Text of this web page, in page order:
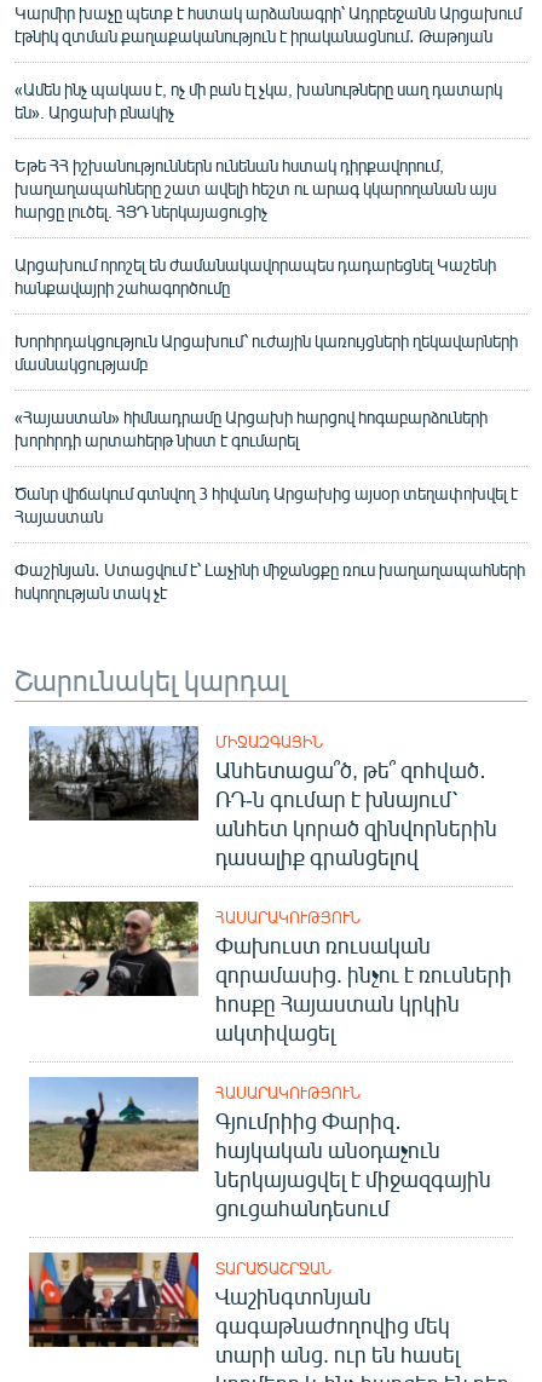
Կարմիր խաչը պետք է հստակ արձանագրի՝ Ադրբեջանն Արցախում
էթնիկ զտման քաղաքականություն է իրականացնում․ Թաթոյան
«Ամեն ինչ պակաս է, ոչ մի բան էլ չկա, խանութները սաղ դատարկ
են». Արցախի բնակիչ
Եթե ՀՀ իշխանություններն ունենան հստակ դիրքավորում,
խաղաղապահները շատ ավելի հեշտ ու արագ կկարողանան այս
հարցը լուծել. ՀՅԴ ներկայացուցիչ
Արցախում որոշել են ժամանակավորապես դադարեցնել Կաշենի
հանքավայրի շահագործումը
Խորհրդակցություն Արցախում՝ ուժային կառույցների ղեկավարների
մասնակցությամբ
«Հայաստան» հիմնադրամը Արցախի հարցով հոգաբարձուների
խորհրդի արտահերթ նիստ է գումարել
Ծանր վիճակում գտնվող 3 հիվանդ Արցախից այսօր տեղափոխվել է
Հայաստան
Փաշինյան․ Ստացվում է՝ Լաչինի միջանցքը ռուս խաղաղապահների
հսկողության տակ չէ
Շարունակել կարդալ
ՄԻՋԱԶԳԱՅԻՆ
Անհետացա՞ծ, թե՞ զոհված․
ՌԴ-ն գումար է խնայում՝
անհետ կորած զինվորներին
դասալիք գրանցելով
ՀԱՍԱՐԱԿՈՒԹՅՈՒՆ
Փախուստ ռուսական
զորամասից. ինչու է ռուսների
հոսքը Հայաստան կրկին
ակտիվացել
ՀԱՍԱՐԱԿՈՒԹՅՈՒՆ
Գյումրիից Փարիզ․
հայկական անօդաչուն
ներկայացվել է միջազգային
ցուցահանդեսում
ՏԱՐԱԾԱՇՐՋԱՆ
Վաշինգտոնյան
գագաթնաժողովից մեկ
տարի անց. ուր են հասել